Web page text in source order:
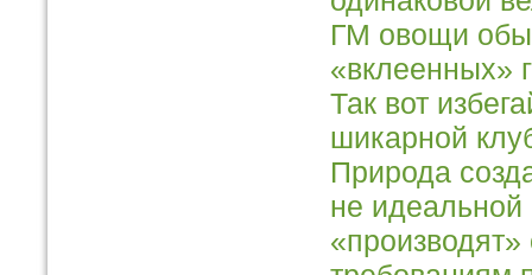
ГМ овощи
«вклеенных»
Так вот
шикарной
Природа
не